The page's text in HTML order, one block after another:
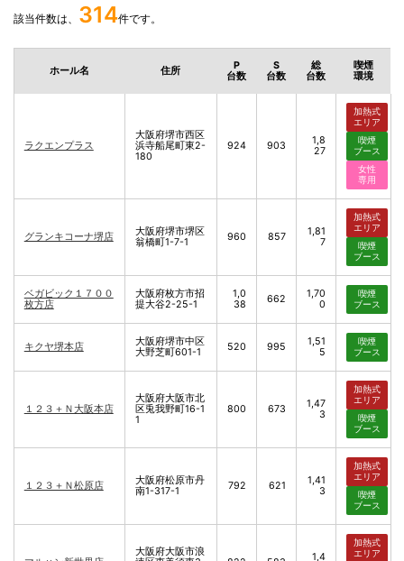
該当件数は、 314件です。
ホール名 住所
P
台数
S
台数
総
台数
喫煙
環境
ラクエンプラス
大阪府堺市西区
浜寺船尾町東2-
180
924 903
1,8
27
加熱式
エリア
喫煙
ブース
女性
専用
グランキコーナ堺店
大阪府堺市堺区
翁橋町1-7-1
960 857
1,81
7
加熱式
エリア
喫煙
ブース
ベガビック１７００
枚方店
大阪府枚方市招
提大谷2-25-1
1,0
38
662
1,70
0
喫煙
ブース
キクヤ堺本店
大阪府堺市中区
大野芝町601-1
520 995
1,51
5
喫煙
ブース
１２３＋Ｎ大阪本店
大阪府大阪市北
区兎我野町16-1
1
800 673
1,47
3
加熱式
エリア
喫煙
ブース
１２３＋Ｎ松原店
大阪府松原市丹
南1-317-1
792 621
1,41
3
加熱式
エリア
喫煙
ブース
大阪府大阪市浪
1,4
加熱式
エリア